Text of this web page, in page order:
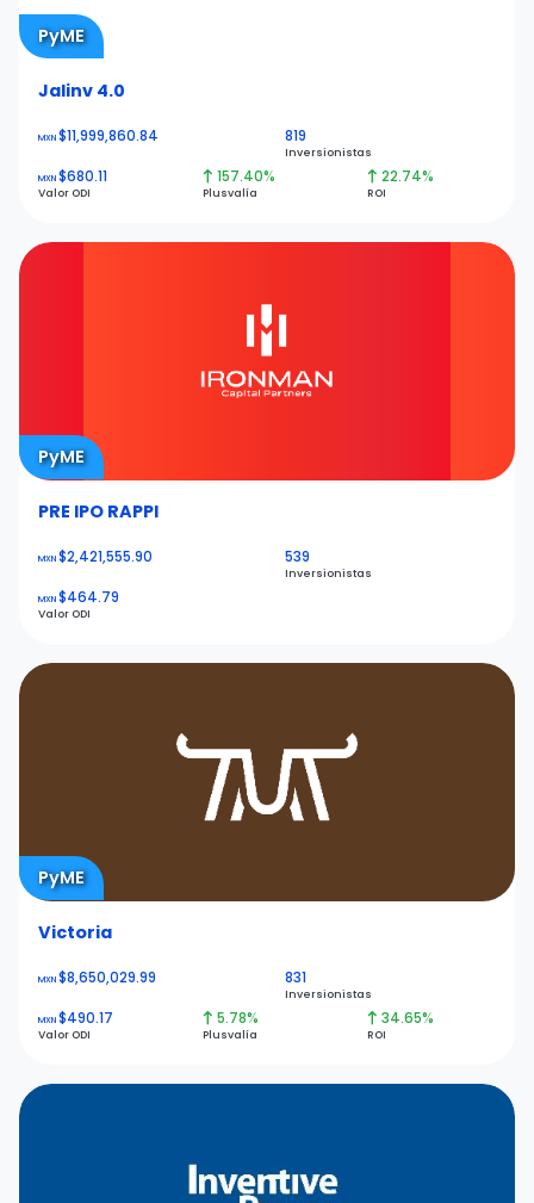
PyME
Jalinv 4.0
MXN$11,999,860.84 819
Inversionistas
MXN$680.11
Valor ODI
157.40%
Plusvalía
22.74%
ROI
PyME
PRE IPO RAPPI
MXN$2,421,555.90 539
Inversionistas
MXN$464.79
Valor ODI
PyME
Victoria
MXN$8,650,029.99 831
Inversionistas
MXN$490.17
Valor ODI
5.78%
Plusvalía
34.65%
ROI